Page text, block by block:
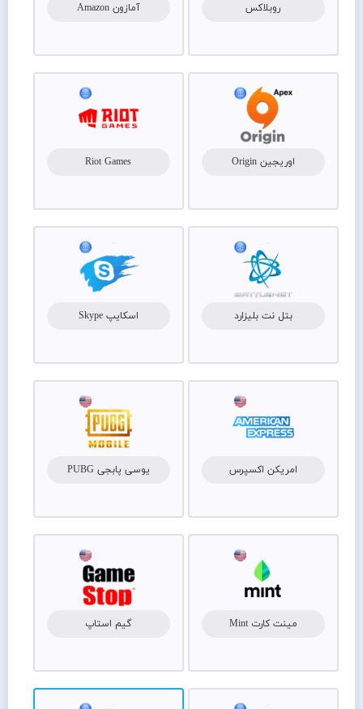
روبلاکس آمازون Amazon
اوریجین Origin Riot Games
بتل نت بلیزارد اسکایپ Skype
امریکن اکسپرس یوسی پابجی PUBG
مینت کارت Mint گیم استاپ